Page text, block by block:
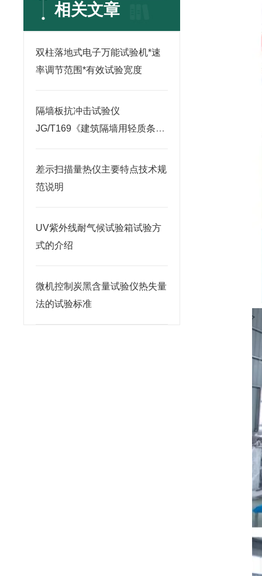
相关文章
双柱落地式电子万能试验机*速
率调节范围*有效试验宽度
隔墙板抗冲击试验仪
JG/T169《建筑隔墙用轻质条
差示扫描量热仪主要特点技术规
范说明
UV紫外线耐气候试验箱试验方
式的介绍
微机控制炭黑含量试验仪热失量
法的试验标准